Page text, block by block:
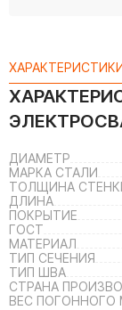
ДИАМЕТР
МАРКА СТАЛИ
ТОЛЩИНА
ДЛИНА
ПОКРЫТИЕ
ГОСТ
МАТЕРИАЛ
ТИП СЕЧЕНИЯ
ТИП ШВА
СТРАНА
ВЕС ПОГОННОГО